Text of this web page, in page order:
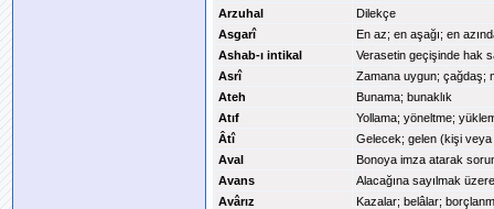
Arzuhal
Dilekçe
Asgarî
En az; en aşağı; en
Ashab-ı intikal
Verasetin geçişinde hak
Asrî
Zamana uygun; çağdaş;
Ateh
Bunama; bunaklık
Atıf
Yollama; yöneltme;
Âtî
Gelecek; gelen (kişi
Aval
Bonoya imza atarak
Avans
Alacağına sayılmak
Avârız
Kazalar; belâlar;